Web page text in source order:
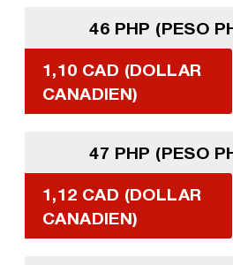
46 PHP (PESO
1,10 CAD (DOLLAR
CANADIEN)
47 PHP (PESO
1,12 CAD (DOLLAR
CANADIEN)